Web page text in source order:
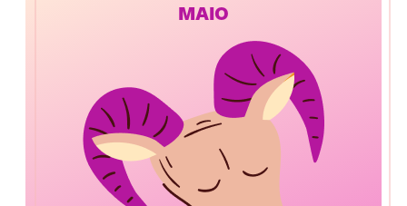
MAIO